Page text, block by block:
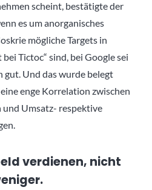
scheint, bestätigte der
es um anorganisches
mögliche Targets in
Tictoc“ sind, bei Google sei
gut. Und das wurde belegt
enge Korrelation zwischen
Umsatz- respektive
verdienen, nicht